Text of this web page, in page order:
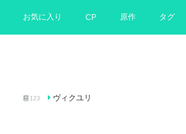
お気に入り CP 原作 タグ
123 ヴィクユリ